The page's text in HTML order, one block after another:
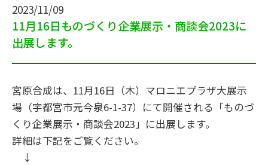
2023/11/09
11月16日ものづくり企業展示・商談会2023に
出展します。
宮原合成は、11月16日（木）マロニエプラザ大展示
場（宇都宮市元今泉6-1-37）にて開催される「ものづ
くり企業展示・商談会2023」に出展します。
詳細は下記をご覧ください。
↓